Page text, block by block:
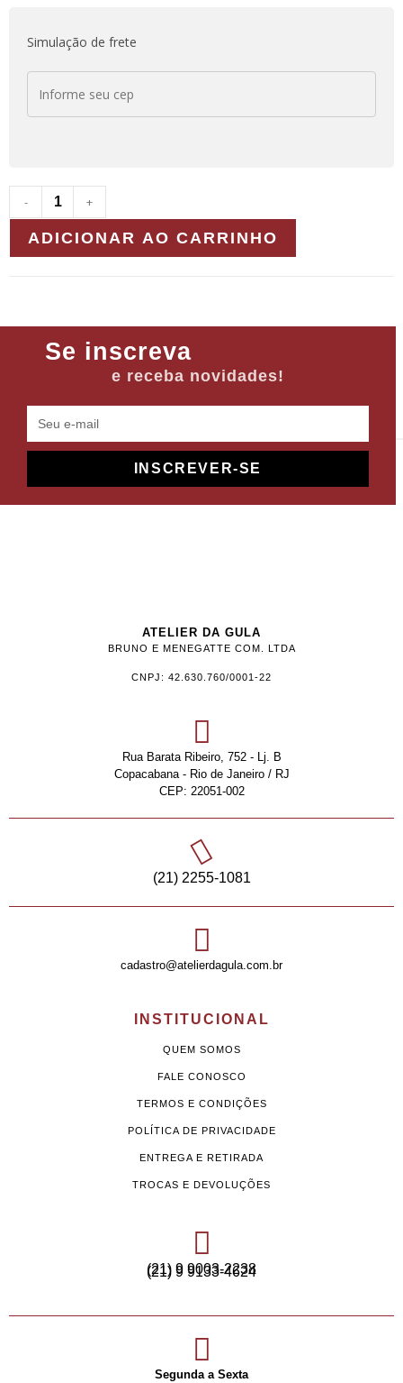
Simulação de frete
- +
ADICIONAR AO CARRINHO
Se inscreva
e receba novidades!
INSCREVER-SE
ATELIER DA GULA
BRUNO E MENEGATTE COM. LTDA
CNPJ: 42.630.760/0001-22
Rua Barata Ribeiro, 752 - Lj. B
Copacabana - Rio de Janeiro / RJ
CEP: 22051-002
(21) 2255-1081
cadastro@atelierdagula.com.br
INSTITUCIONAL
QUEM SOMOS
FALE CONOSCO
TERMOS E CONDIÇÕES
POLÍTICA DE PRIVACIDADE
ENTREGA E RETIRADA
TROCAS E DEVOLUÇÕES
(21) 9 9003-2238
(21) 9 9133-4624
Segunda a Sexta